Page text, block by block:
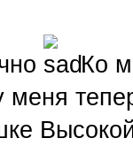
Ко
меня